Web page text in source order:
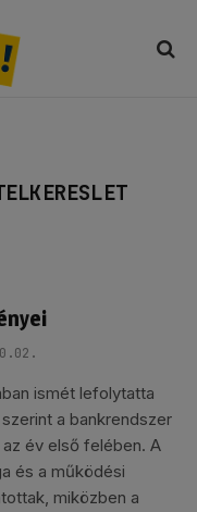
ismét lefolytatta
a bankrendszer
év első felében. A
és a működési
miközben a